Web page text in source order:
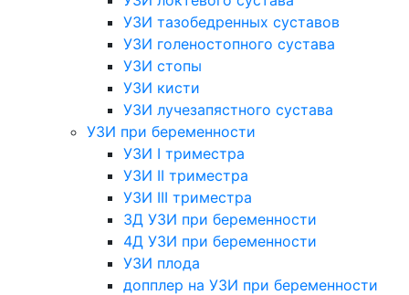
УЗИ тазобедренных суставов
УЗИ голеностопного сустава
УЗИ стопы
УЗИ кисти
УЗИ лучезапястного сустава
УЗИ при беременности
УЗИ I триместра
УЗИ II триместра
УЗИ III триместра
3Д УЗИ при беременности
4Д УЗИ при беременности
УЗИ плода
допплер на УЗИ при беременности